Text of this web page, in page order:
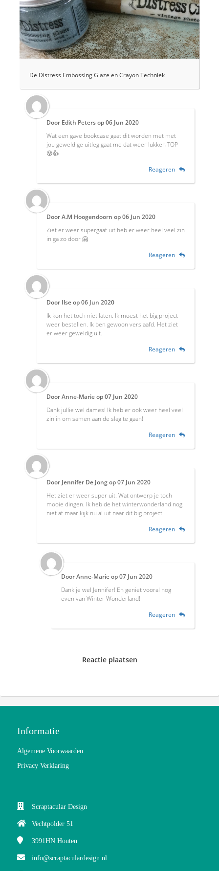
De Distress Embossing Glaze en Crayon Techniek
Door Edith Petersop06 Jun 2020
Wat een gave bookcase gaat dit worden met met
jou geweldige uitleg gaat me dat weer lukken TOP
😜👍
Reageren
DoorA.M Hoogendoorn op06 Jun 2020
Ziet er weer supergaaf uit heb er weer heel veel zin
in ga zo door 🤗
Reageren
Door Ilseop06 Jun 2020
Ik kon het toch niet laten. Ik moest het big project
weer bestellen. Ik ben gewoon verslaafd. Het ziet
er weer geweldig uit.
Reageren
DoorAnne-Marieop07 Jun 2020
Dank jullie wel dames! Ik heb er ook weer heel veel
zin in om samen aan de slag te gaan!
Reageren
DoorJennifer De Jongop07 Jun 2020
Het ziet er weer super uit. Wat ontwerp je toch
mooie dingen. Ik heb de het winterwonderland nog
niet af maar kijk nu al uit naar dit big project.
Reageren
DoorAnne-Marieop07 Jun 2020
Dank je wel Jennifer! En geniet vooral nog
even van Winter Wonderland!
Reageren
Reactie plaatsen
Informatie
Algemene Voorwaarden
Privacy Verklaring
Scraptacular Design
Vechtpolder 51
3991HN Houten
info@scraptaculardesign.nl